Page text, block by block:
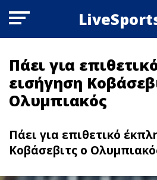
Πάει για
εισήγηση
Ολυμπιακός
Πάει για επιθετικό
Κοβάσεβιτς ο